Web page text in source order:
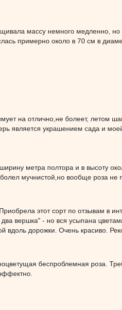
массу немного медленно,
примерно около в 70 см в
на отлично,не болеет, летом
является украшением сада и
метра полтора и в высоту
мучнистой,но вообще роза не
этот сорт по отзывам в
два вершка" - но вся усыпана
вдоль дорожки. Очень красиво.
беспроблемная роза.